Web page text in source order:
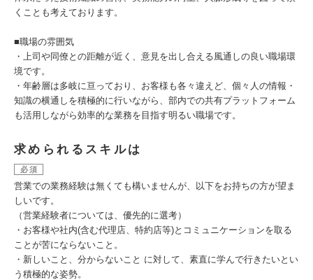
くことも考えております。
■職場の雰囲気
・上司や同僚との距離が近く、意見を出し合える風通しの良い職場環
境です。
・年齢層は多岐に亘っており、お客様も各々違えど、個々人の情報・
知識の横通しを積極的に行いながら、部内での共有プラットフォーム
も活用しながら効率的な業務を目指す明るい職場です。
求められるスキルは
必須
営業での業務経験は無くても構いませんが、以下をお持ちの方が望ま
しいです。
（営業経験者については、優先的に選考）
・お客様や社内(含む代理店、特約店等)とコミュニケーションを取る
ことが苦にならないこと。
・新しいこと、分からないこと に対して、素直に学んで行きたいとい
う積極的な姿勢。